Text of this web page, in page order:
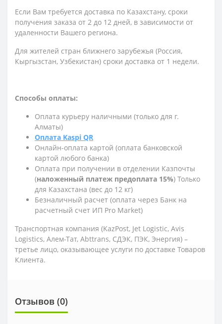
Если Вам требуется доставка по Казахстану, сроки
получения заказа от 2 до 12 дней, в зависимости от
удаленности Вашего региона.
Для жителей стран ближнего зарубежья (Россия,
Кыргызстан, Узбекистан) сроки доставка от 1 недели.
Способы оплаты:
Оплата курьеру наличными (только для г.
Алматы)
Оплата Kaspi QR
Онлайн-оплата картой (оплата банковской
картой любого банка)
Оплата при получении в отделении Казпочты
(наложенный платеж предоплата 15%) Только
для Казахстана (вес до 12 кг)
Безналичный расчет (оплата через Банк на
расчетный счет ИП Pro Market)
Транспортная компания (KazPost, Jet Logistic, Avis
Logistics, Алем-Тат, Abttrans, СДЭК, ПЭК, Энергия) –
третье лицо, оказывающее услуги по доставке Товаров
Клиента.
Отзывов (0)